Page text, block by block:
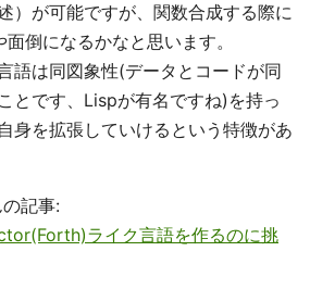
）が可能ですが、関数合成する際に
倒になるかなと思います。
語は同図象性(データとコードが同
とです、Lispが有名ですね)を持っ
身を拡張していけるという特徴があ
記事:
ライク言語を作るのに挑